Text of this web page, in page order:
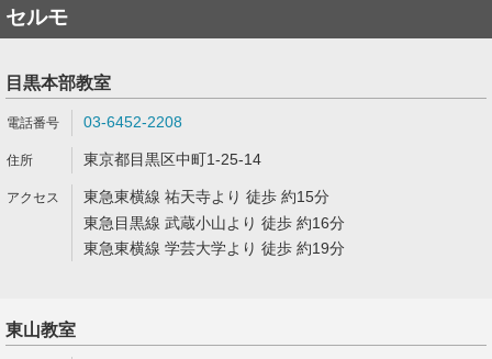
セルモ
目黒本部教室
03-6452-2208
東京都目黒区中町1-25-14
東急東横線 祐天寺より 徒歩 約15分
東急目黒線 武蔵小山より 徒歩 約16分
東急東横線 学芸大学より 徒歩 約19分
東山教室